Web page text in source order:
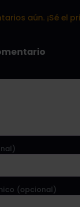
aún. ¡Sé el
(opcional)